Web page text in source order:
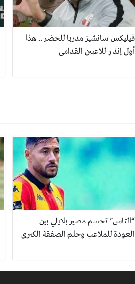
فيليكس سانشيز مدربا للخضر .. هذا
أول إنذار للاعبين القدامى
“التاس” تحسم مصير بلايلي بين
العودة للملاعب وحلم الصفقة الكبرى